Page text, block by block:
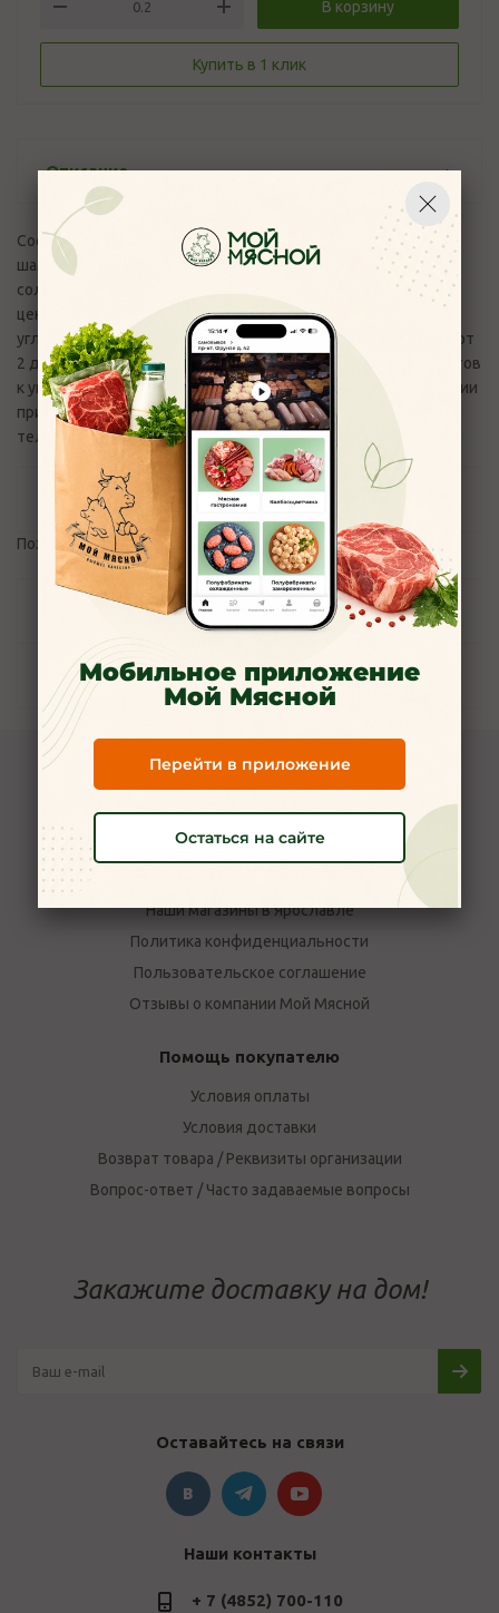
В корзину
Купить в 1 клик
Описание
Состав: баклажан,кабачек, перец сладкий, помидор,
шампиньоны, лук репчатый, чеснок, масло подсолнечное,
соль, перец черный молотый. Пищевая и энергетическая
ценность (средние значения) 100 г: белки - 0,9 г; жиры -1,1 г;
углеводы - 5 г; 35 ккал/ 142 Кдж. Хранить при температуре от
2 до 6°С, при влажности воздуха не более 75%. Продукт готов
к употреблению. Вопросы и претензии по качеству продукции
принимаются по эл.адресу:control_moymyasnoy76@mail.ru
телефону +7(4852) 700-110
Отзывы
Пожалуйста, авторизуйтесь, чтобы оставить отзыв.
Задать вопрос
Наличие
Компания Мой Мясной
О компании
Новости
Наши магазины в Ярославле
Политика конфиденциальности
Пользовательское соглашение
Отзывы о компании Мой Мясной
Помощь покупателю
Условия оплаты
Условия доставки
Возврат товара / Реквизиты организации
Вопрос-ответ / Часто задаваемые вопросы
Закажите доставку на дом!
Оставайтесь на связи
Наши контакты
+ 7 (4852) 700-110
Мобильное приложение
Мой Мясной
Перейти в приложение
Остаться на сайте